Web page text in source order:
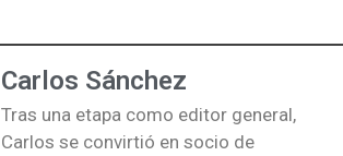
Carlos Sánchez
Tras una etapa como editor general,
Carlos se convirtió en socio de